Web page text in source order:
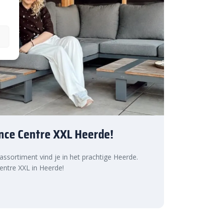
Centre XXL Heerde!
vind je in het prachtige Heerde.
XXL in Heerde!